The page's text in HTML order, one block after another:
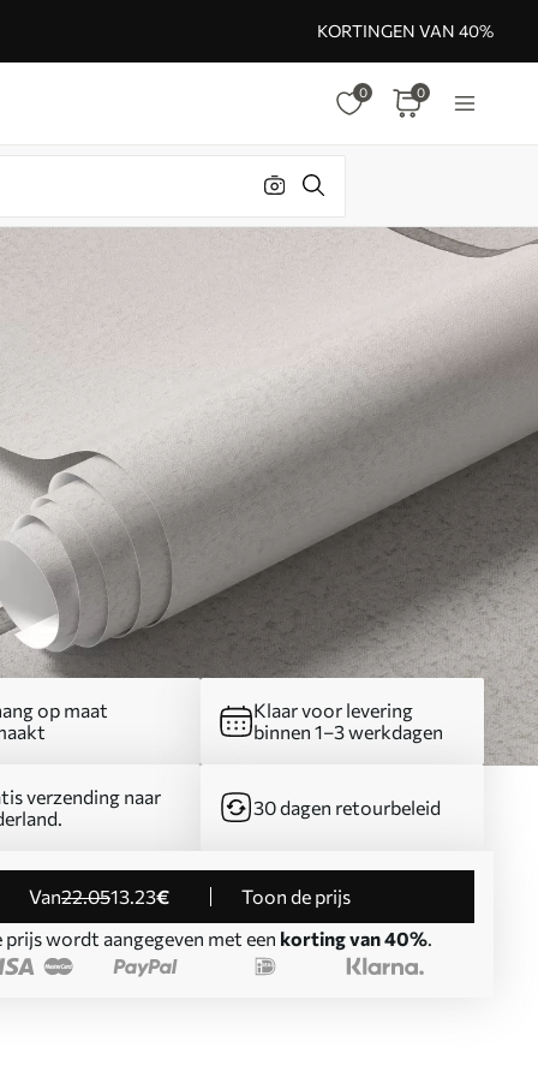
KORTINGEN VAN 40%
0 0
op maat
Klaar voor levering
binnen 1–3 werkdagen
verzending naar
30 dagen retourbeleid
Van22.0513.23€
Toon de prijs
prijs wordt aangegeven met een korting van 40%.